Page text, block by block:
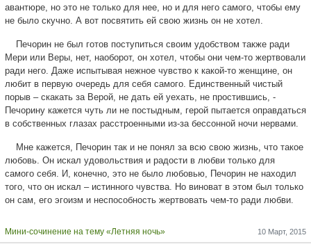
авантюре, но это не только для нее, но и для него самого, чтобы ему
не было скучно. А вот посвятить ей свою жизнь он не хотел.
Печорин не был готов поступиться своим удобством также ради
Мери или Веры, нет, наоборот, он хотел, чтобы они чем-то жертвовали
ради него. Даже испытывая нежное чувство к какой-то женщине, он
любит в первую очередь для себя самого. Единственный чистый
порыв – скакать за Верой, не дать ей уехать, не простившись, -
Печорину кажется чуть ли не постыдным, герой пытается оправдаться
в собственных глазах расстроенными из-за бессонной ночи нервами.
Мне кажется, Печорин так и не понял за всю свою жизнь, что такое
любовь. Он искал удовольствия и радости в любви только для
самого себя. И, конечно, это не было любовью, Печорин не находил
того, что он искал – истинного чувства. Но виноват в этом был только
он сам, его эгоизм и неспособность жертвовать чем-то ради любви.
10 Март, 2015
Мини-сочинение на тему «Летняя ночь»